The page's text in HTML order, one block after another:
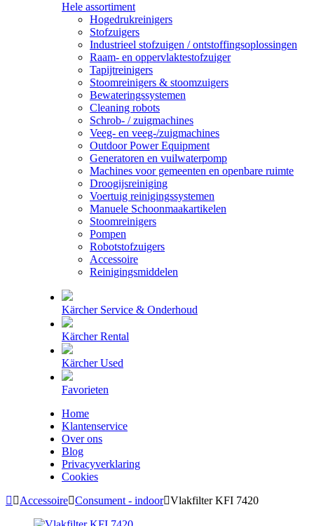
Hele assortiment
Hogedrukreinigers
Stofzuigers
Industrieel stofzuigen / ontstoffingsoplossingen
Raam- en oppervlaktestofzuiger
Tapijtreinigers
Stoomreinigers & stoomzuigers
Bewateringssystemen
Cleaning robots
Schrob- / zuigmachines
Veeg- en veeg-/zuigmachines
Outdoor Power Equipment
Generatoren en vuilwaterpomp
Machines voor gemeenten en openbare ruimte
Droogijsreiniging
Voertuig reinigingssystemen
Manuele Schoonmaakartikelen
Stoomreinigers
Pompen
Robotstofzuigers
Accessoire
Reinigingsmiddelen
Kärcher Service & Onderhoud
Kärcher Rental
Kärcher Used
Favorieten
Home
Klantenservice
Over ons
Blog
Privacyverklaring
Cookies
Accessoire Consument - indoor Vlakfilter KFI 7420